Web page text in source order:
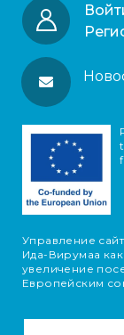
Управление
Ида-Вирумаа
увеличение
Европейским